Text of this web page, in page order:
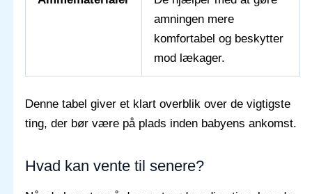
amningen mere
komfortabel og beskytter
mod lækager.
Denne tabel giver et klart overblik over de vigtigste
ting, der bør være på plads inden babyens ankomst.
Hvad kan vente til senere?